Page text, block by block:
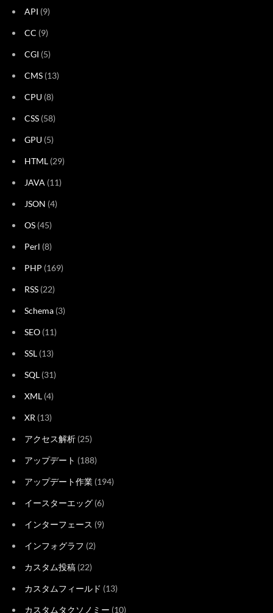
API (9)
CC (9)
CGI (5)
CMS (13)
CPU (8)
CSS (58)
GPU (5)
HTML (29)
JAVA (11)
JSON (4)
OS (45)
Perl (8)
PHP (169)
RSS (22)
Schema (3)
SEO (11)
SSL (13)
SQL (31)
XML (4)
XR (13)
アクセス解析 (25)
アップデート (188)
アップデート作業 (194)
イースターエッグ (6)
インターフェース (9)
インフォグラフ (2)
カスタム投稿 (22)
カスタムフィールド (13)
カスタムタクソノミー (10)